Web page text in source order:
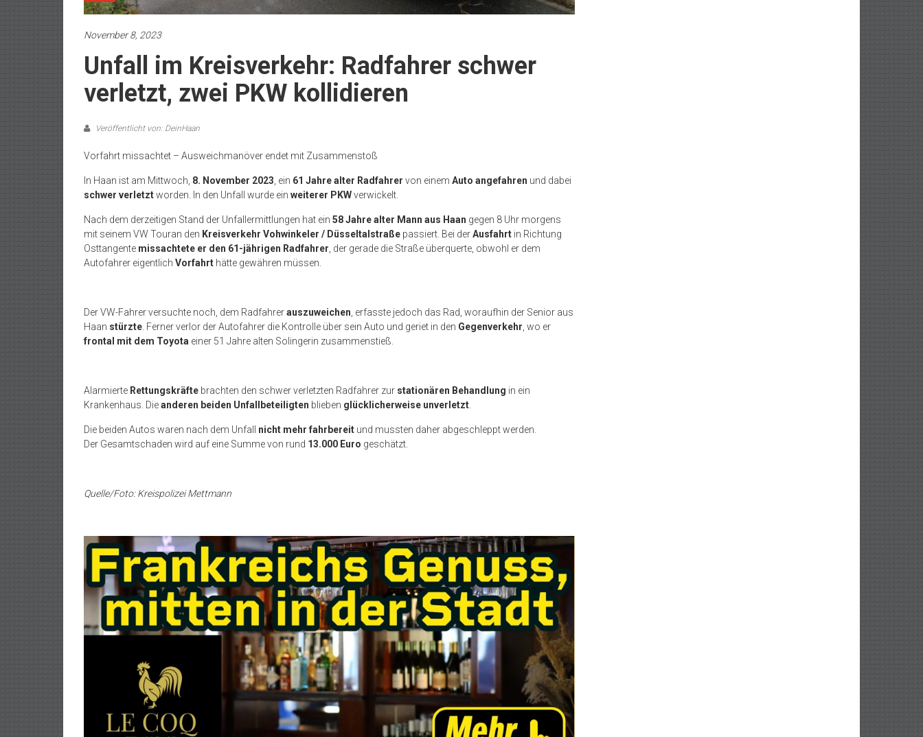
November 8, 2023
Unfall im Kreisverkehr: Radfahrer schwer
verletzt, zwei PKW kollidieren
Veröffentlicht von: DeinHaan
Vorfahrt missachtet – Ausweichmanöver endet mit Zusammenstoß
In Haan ist am Mittwoch, 8. November 2023 , ein 61 Jahre alter Radfahrer von einem Auto angefahren und dabei
schwer verletztworden. In den Unfall wurde ein weiterer PKWverwickelt.
Nach dem derzeitigen Stand der Unfallermittlungen hat ein 58 Jahre alter Mann aus Haan gegen 8 Uhr morgens
mit seinem VW Touran den Kreisverkehr Vohwinkeler / Düsseltalstraße passiert. Bei derAusfahrt in Richtung
Osttangente missachtete er den 61-jährigen Radfahrer , der gerade die Straße überquerte, obwohl er dem
Autofahrer eigentlich Vorfahrt hätte gewähren müssen.
Der VW-Fahrer versuchte noch, dem Radfahrerauszuweichen , erfasste jedoch das Rad, woraufhin der Senior aus
Haan stürzte . Ferner verlor der Autofahrer die Kontrolle über sein Auto und geriet in den Gegenverkehr , wo er
frontal mit dem Toyota einer 51 Jahre alten Solingerin zusammenstieß.
Alarmierte Rettungskräfte brachten den schwer verletzten Radfahrer zur stationären Behandlung in ein
Krankenhaus. Dieanderen beiden Unfallbeteiligten blieben glücklicherweise unverletzt
Die beiden Autos waren nach dem Unfall nicht mehr fahrbereit und mussten daher abgeschleppt werden.
Der Gesamtschaden wird auf eine Summe von rund 13.000 Euro geschätzt.
Quelle/Foto: Kreispolizei Mettmann